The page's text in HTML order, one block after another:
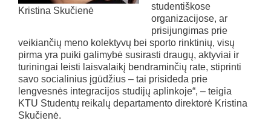
Kristina Skučienė
studentiškose
organizacijose, ar
prisijungimas prie
veikiančių meno kolektyvų bei sporto rinktinių, visų
pirma yra puiki galimybė susirasti draugų, aktyviai ir
turiningai leisti laisvalaikį bendraminčių rate, stiprinti
savo socialinius įgūdžius – tai prisideda prie
lengvesnės integracijos studijų aplinkoje“, – teigia
KTU Studentų reikalų departamento direktorė Kristina
Skučienė.